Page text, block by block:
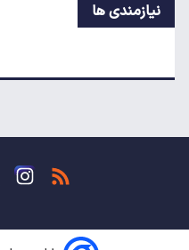
نیازمندی ها